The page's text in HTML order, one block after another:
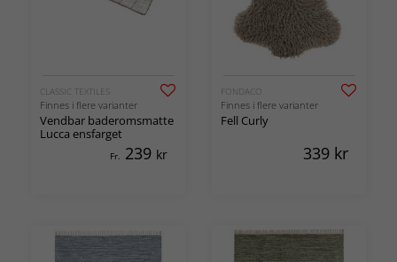
CLASSIC TEXTILES
Finnes i flere varianter
Vendbar baderomsmatte
Lucca ensfarget
Fr. 239 kr
FONDACO
Finnes i flere varianter
Fell Curly
339 kr